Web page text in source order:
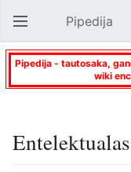
Atverti pagrindinį meniu Pipedija
Pipedija - tautosaka,
wiki
Entelektualas